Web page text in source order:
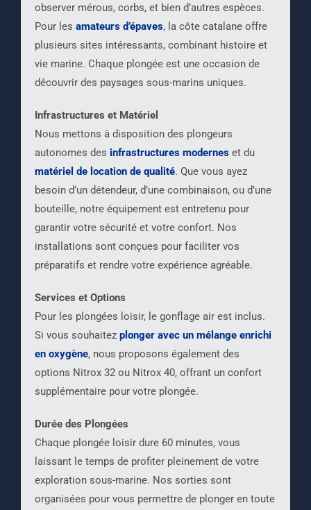
observer mérous, corbs, et bien d’autres espèces.
Pour les amateurs d’épaves, la côte catalane offre
plusieurs sites intéressants, combinant histoire et
vie marine. Chaque plongée est une occasion de
découvrir des paysages sous-marins uniques.
Infrastructures et Matériel
Nous mettons à disposition des plongeurs
autonomes des infrastructures moderneset du
matériel de location de qualité. Que vous ayez
besoin d’un détendeur, d’une combinaison, ou d’une
bouteille, notre équipement est entretenu pour
garantir votre sécurité et votre confort. Nos
installations sont conçues pour faciliter vos
préparatifs et rendre votre expérience agréable.
Services et Options
Pour les plongées loisir, le gonflage air est inclus.
Si vous souhaitez plonger avec un mélange enrichi
en oxygène, nous proposons également des
options Nitrox 32 ou Nitrox 40, offrant un confort
supplémentaire pour votre plongée.
Durée des Plongées
Chaque plongée loisir dure 60 minutes, vous
laissant le temps de profiter pleinement de votre
exploration sous-marine. Nos sorties sont
organisées pour vous permettre de plonger en toute